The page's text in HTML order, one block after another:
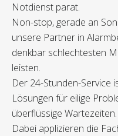
Notdienst parat.
Non-stop, gerade an
unsere Partner in
denkbar schlechtesten
leisten.
Der 24-Stunden-Service
Lösungen für eilige
überflüssige Wartezeiten.
Dabei applizieren die